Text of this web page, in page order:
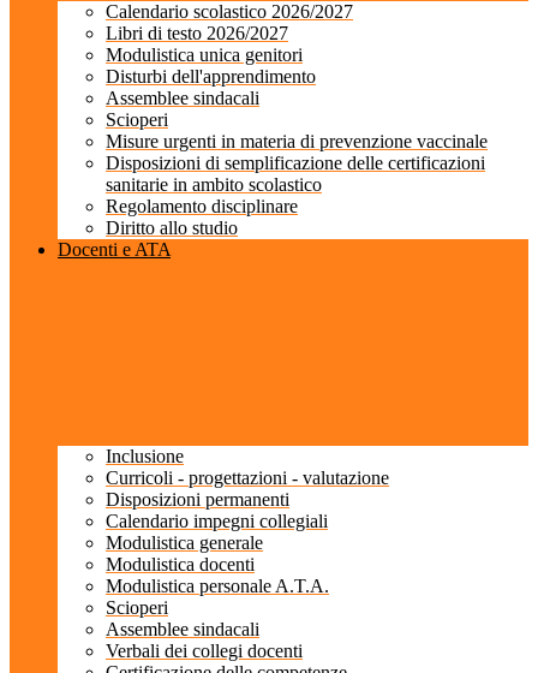
Calendario scolastico 2026/2027
Libri di testo 2026/2027
Modulistica unica genitori
Disturbi dell'apprendimento
Assemblee sindacali
Scioperi
Misure urgenti in materia di prevenzione vaccinale
Disposizioni di semplificazione delle certificazioni
sanitarie in ambito scolastico
Regolamento disciplinare
Diritto allo studio
Docenti e ATA
Inclusione
Curricoli - progettazioni - valutazione
Disposizioni permanenti
Calendario impegni collegiali
Modulistica generale
Modulistica docenti
Modulistica personale A.T.A.
Scioperi
Assemblee sindacali
Verbali dei collegi docenti